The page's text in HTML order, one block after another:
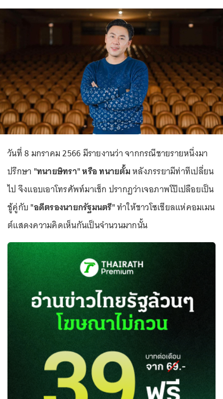
วันที่ 8 มกราคม 2566 มีรายงานว่า จากกรณีชายรายหนึ่งมา
ปรึกษา "ทนายษิทรา" หรือ ทนายตั้มหลังภรรยามีท่าทีเปลี่ยน
ไป จึงแอบเอาโทรศัพท์มาเช็ก ปรากฏว่าเจอภาพโป๊เปลือยเป็น
ชู้คู่กับ "อดีตรองนายกรัฐมนตรี"ทำให้ชาวโซเชียลแห่คอมเมน
ต์แสดงความคิดเห็นกันเป็นจำนวนมากนั้น